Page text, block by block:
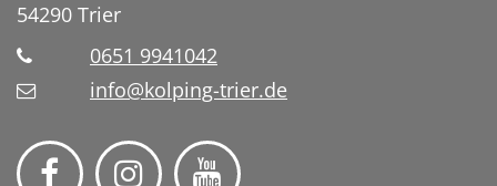
54290 Trier
0651 9941042
info@kolping-trier.de